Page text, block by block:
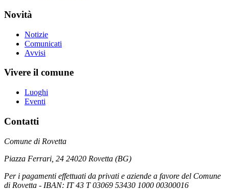
Novità
Notizie
Comunicati
Avvisi
Vivere il comune
Luoghi
Eventi
Contatti
Comune di Rovetta
Piazza Ferrari, 24 24020 Rovetta (BG)
Per i pagamenti effettuati da privati e aziende a favore del Comune
di Rovetta - IBAN: IT 43 T 03069 53430 1000 00300016